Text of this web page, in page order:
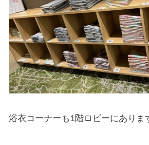
浴衣コーナーも1階ロビーにありま